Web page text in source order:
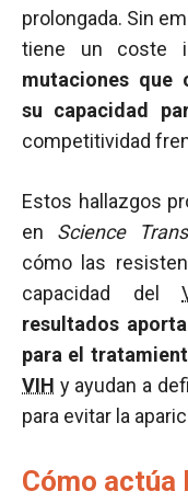
prolongada. Sin
tiene un coste
mutaciones que
su capacidad
competitividad
Estos hallazgos
en Science
cómo las
capacidad del
resultados
para el
VIH y ayudan a
para evitar la
Cómo actúa